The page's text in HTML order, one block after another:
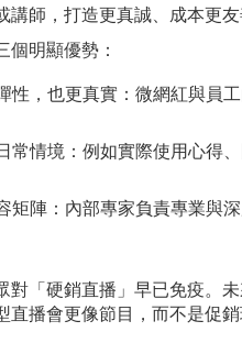
講師，打造更真誠、成本更
個明顯優勢：
性，也更真實：微網紅與員
常情境：例如實際使用心得
矩陣：內部專家負責專業與
對「硬銷直播」早已免疫。
直播會更像節目，而不是促